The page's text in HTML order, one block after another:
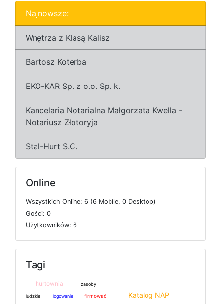
Najnowsze:
Wnętrza z Klasą Kalisz
Bartosz Koterba
EKO-KAR Sp. z o.o. Sp. k.
Kancelaria Notarialna Małgorzata Kwella -
Notariusz Złotoryja
Stal-Hurt S.C.
Online
Wszystkich Online: 6 (6 Mobile, 0 Desktop)
Gości: 0
Użytkowników: 6
Tagi
hurtownia zasoby
ludzkie logowanie firmować Katalog NAP